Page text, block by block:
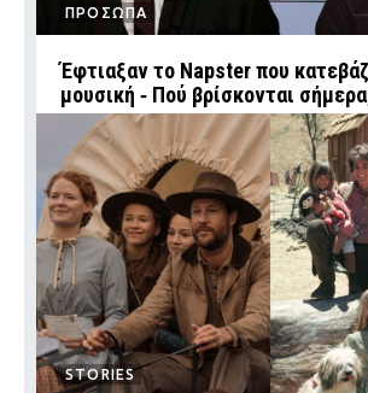
ΠΡΟΣΩΠΑ
Έφτιαξαν το Napster που
μουσική ‑ Πού βρίσκονται
STORIES